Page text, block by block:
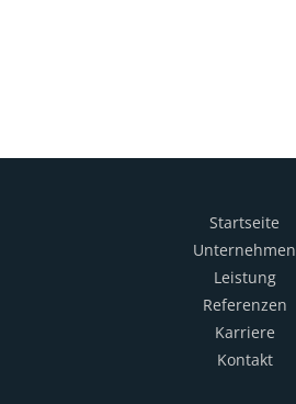
Startseite
Unternehmen
Leistung
Referenzen
Karriere
Kontakt